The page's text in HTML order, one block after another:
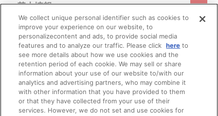
基本情報
利用規約 特定商取引法に基づく表示 プライバシーポリシー
プライバシーオプション 会社概要
ご利用情報
ご利用ガイド サイトマップ お問い合わせ
Do Not Sell or Share My Personal Information
会員メニュー
ログイン 会員規約 新規会員登録
その他のご案内
公式X バンダイナムコフィルムワークス
We collect unique personal identifier such as cookies to
improve your experience on our website, to
personalizecontent and ads, to provide social media
features and to analyze our traffic. Please click here to
see more details about how we use cookies and the
retention period of each cookie. We may sell or share
information about your use of our website to/with our
analytics and advertising partners, who may combine it
with other information that you have provided to them
or that they have collected from your use of their
services. However, we do not set and use cookies for